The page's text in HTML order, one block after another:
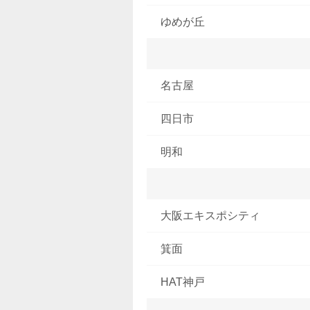
ゆめが丘
名古屋
四日市
明和
大阪エキスポシティ
箕面
HAT神戸